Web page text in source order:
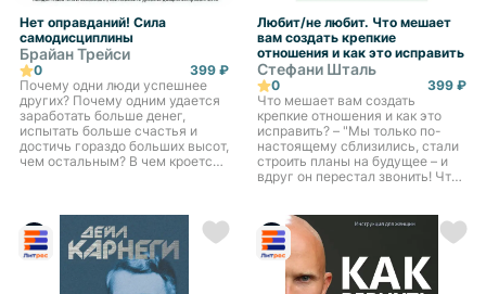
Нет оправданий! Сила
самодисциплины
Брайан Трейси
0
399 ₽
Почему одни люди успешнее
других? Почему одним удается
заработать больше денег,
испытать больше счастья и
достичь гораздо больших высот,
чем остальным? В чем кроется
Любит/не любит. Что мешает
вам создать крепкие
отношения и как это исправить
Стефани Шталь
0
399 ₽
Что мешает вам создать
крепкие отношения и как это
исправить? – "Мы только по-
настоящему сблизились, стали
строить планы на будущее – и
вдруг он перестал звонить! Что
съехались,...